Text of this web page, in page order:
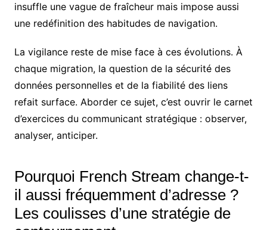
insuffle une vague de fraîcheur mais impose aussi
une redéfinition des habitudes de navigation.
La vigilance reste de mise face à ces évolutions. À
chaque migration, la question de la sécurité des
données personnelles et de la fiabilité des liens
refait surface. Aborder ce sujet, c’est ouvrir le carnet
d’exercices du communicant stratégique : observer,
analyser, anticiper.
Pourquoi French Stream change-t-
il aussi fréquemment d’adresse ?
Les coulisses d’une stratégie de